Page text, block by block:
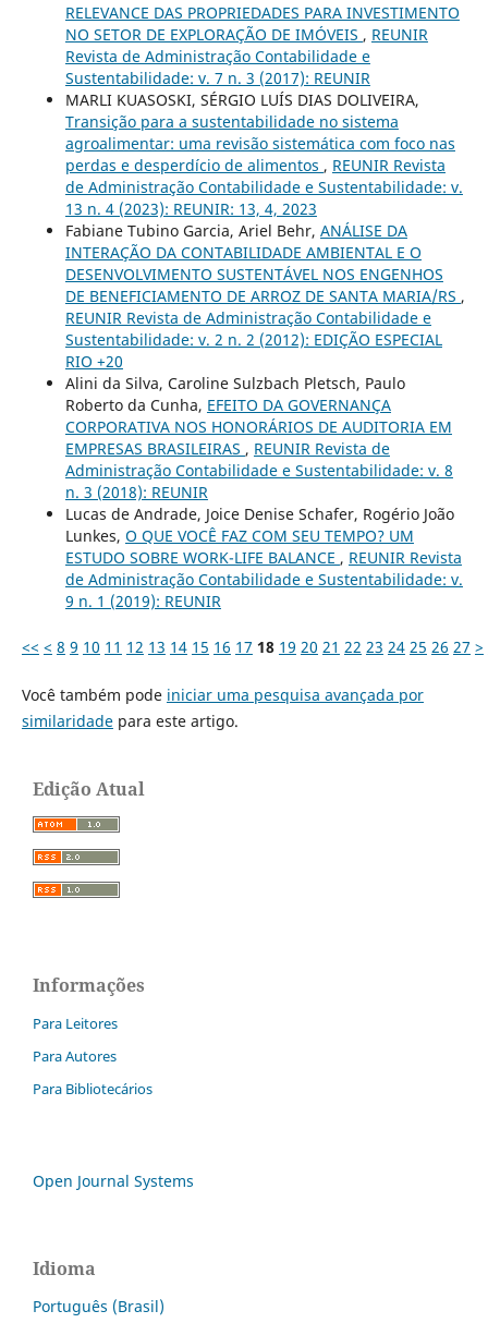
RELEVANCE DAS PROPRIEDADES PARA INVESTIMENTO
NO SETOR DE EXPLORAÇÃO DE IMÓVEIS , REUNIR
Revista de Administração Contabilidade e
Sustentabilidade: v. 7 n. 3 (2017): REUNIR
MARLI KUASOSKI, SÉRGIO LUÍS DIAS DOLIVEIRA,
Transição para a sustentabilidade no sistema
agroalimentar: uma revisão sistemática com foco nas
perdas e desperdício de alimentos , REUNIR Revista
de Administração Contabilidade e Sustentabilidade: v.
13 n. 4 (2023): REUNIR: 13, 4, 2023
Fabiane Tubino Garcia, Ariel Behr, ANÁLISE DA
INTERAÇÃO DA CONTABILIDADE AMBIENTAL E O
DESENVOLVIMENTO SUSTENTÁVEL NOS ENGENHOS
DE BENEFICIAMENTO DE ARROZ DE SANTA MARIA/RS ,
REUNIR Revista de Administração Contabilidade e
Sustentabilidade: v. 2 n. 2 (2012): EDIÇÃO ESPECIAL
RIO +20
Alini da Silva, Caroline Sulzbach Pletsch, Paulo
Roberto da Cunha, EFEITO DA GOVERNANÇA
CORPORATIVA NOS HONORÁRIOS DE AUDITORIA EM
EMPRESAS BRASILEIRAS , REUNIR Revista de
Administração Contabilidade e Sustentabilidade: v. 8
n. 3 (2018): REUNIR
Lucas de Andrade, Joice Denise Schafer, Rogério João
Lunkes, O QUE VOCÊ FAZ COM SEU TEMPO? UM
ESTUDO SOBRE WORK-LIFE BALANCE , REUNIR Revista
de Administração Contabilidade e Sustentabilidade: v.
9 n. 1 (2019): REUNIR
<< < 8 9 10 11 12 13 14 15 16 17 18 19 20 21 22 23 24 25 26 27 >
Você também pode iniciar uma pesquisa avançada por
similaridadepara este artigo.
Edição Atual
Informações
Para Leitores
Para Autores
Para Bibliotecários
Open Journal Systems
Idioma
Português (Brasil)